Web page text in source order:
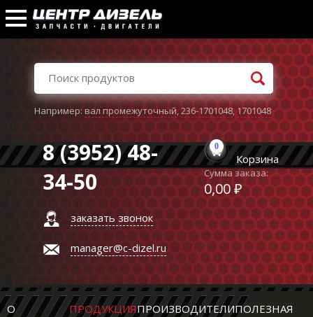
Например:вал промежуточный,236-1701048,1701048
8 (3952) 48-
34-50
заказать звонок
manager@c-dizel.ru
0
Корзина
Сумма заказа:
0,00 ₽
О ПРОДУКЦИЯПРОИЗВОДИТЕЛИПОЛЕЗНАЯ